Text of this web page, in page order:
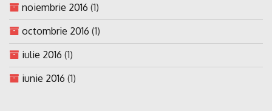
noiembrie 2016 (1)
octombrie 2016 (1)
iulie 2016 (1)
iunie 2016 (1)